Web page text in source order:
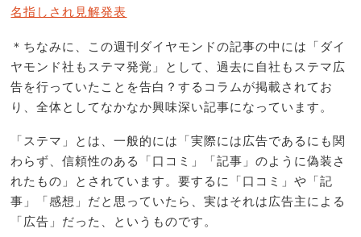
名指しされ見解発表
＊ちなみに、この週刊ダイヤモンドの記事の中には「ダイ
ヤモンド社もステマ発覚」として、過去に自社もステマ広
告を行っていたことを告白？するコラムが掲載されてお
り、全体としてなかなか興味深い記事になっています。
「ステマ」とは、一般的には「実際には広告であるにも関
わらず、信頼性のある「口コミ」「記事」のように偽装さ
れたもの」とされています。要するに「口コミ」や「記
事」「感想」だと思っていたら、実はそれは広告主による
「広告」だった、というものです。